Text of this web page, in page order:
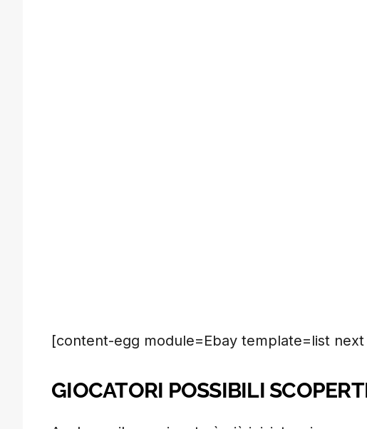
[content-egg module=Ebay template=list next
GIOCATORI POSSIBILI